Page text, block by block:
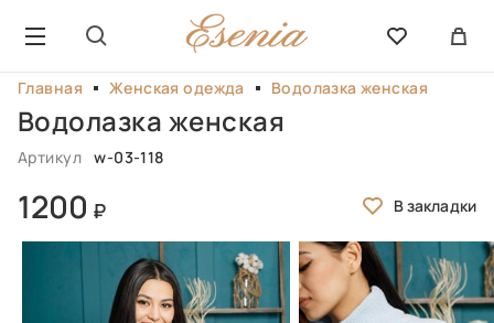
Главная Женская одежда Водолазка женская
Водолазка женская
Артикул w-03-118
1200